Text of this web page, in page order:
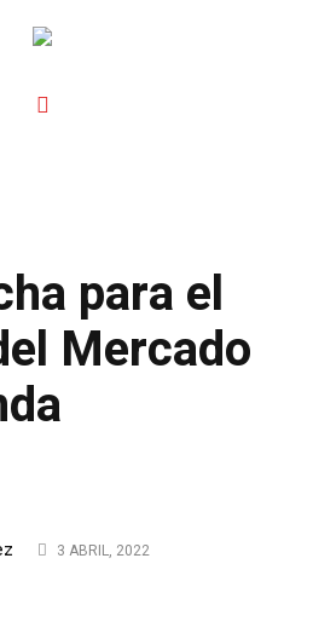
para el
Mercado
3 ABRIL, 2022